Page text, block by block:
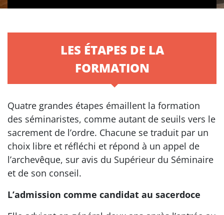
LES ÉTAPES DE LA
FORMATION
Quatre grandes étapes émaillent la formation
des séminaristes, comme autant de seuils vers le
sacrement de l’ordre. Chacune se traduit par un
choix libre et réfléchi et répond à un appel de
l’archevêque, sur avis du Supérieur du Séminaire
et de son conseil.
L’admission comme candidat au sacerdoce